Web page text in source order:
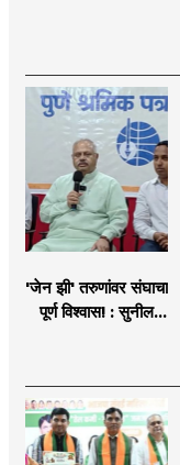
'जेन झी' तरुणांवर संघाचा
पूर्ण विश्वास! : सुनील